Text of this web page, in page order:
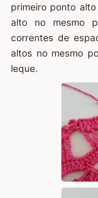
primeiro ponto
alto no mesmo
correntes de
altos no mesmo
leque.